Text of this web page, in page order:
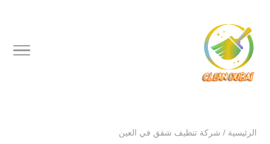
الرئيسية / شركة تنظيف شقق في العين